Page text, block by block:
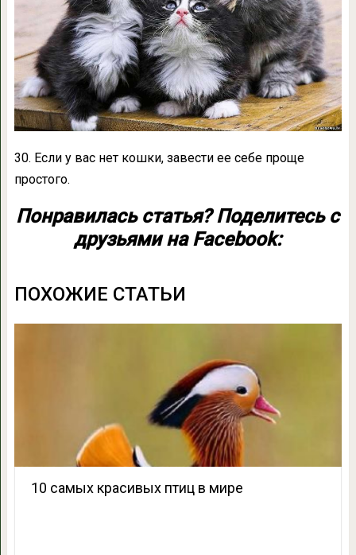
30. Если у вас нет кошки, завести ее себе проще
простого.
Понравилась статья? Поделитесь с
друзьями на Facebook:
ПОХОЖИЕ СТАТЬИ
10 самых красивых птиц в мире